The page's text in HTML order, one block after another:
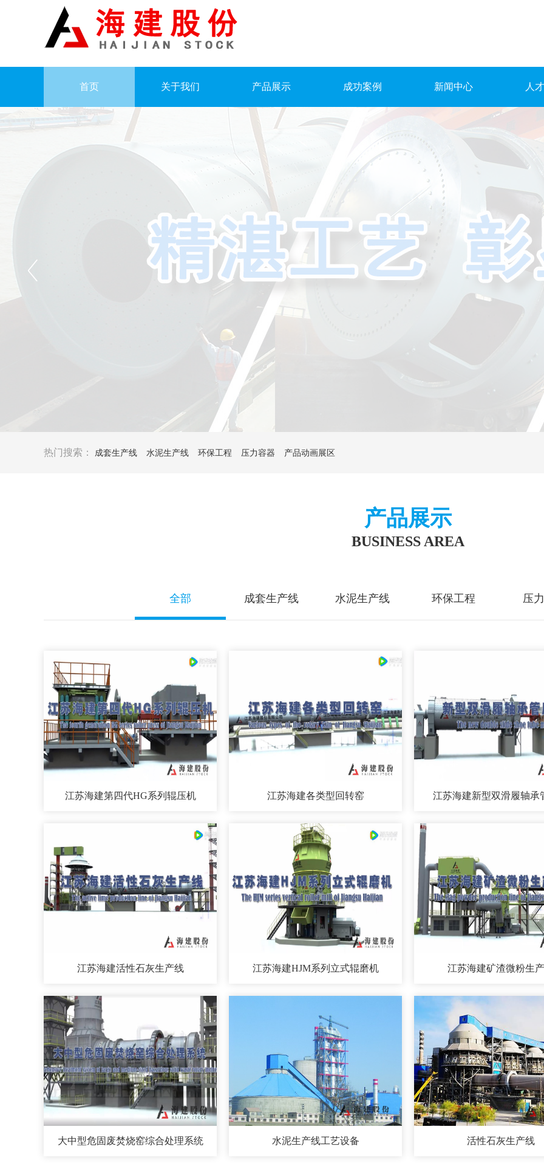
首页 关于我们 产品展示 成功案例 新闻中心 人
热门搜索： 成套生产线 水泥生产线 环保工程 压力容器 产品动画展区
产品展示
BUSINESS AREA
全部 成套生产线 水泥生产线 环保工程 压
江苏海建第四代HG系列辊压机 江苏海建各类型回转窑 江苏海建新型双滑履轴承
江苏海建活性石灰生产线 江苏海建HJM系列立式辊磨机 江苏海建矿渣微粉生
大中型危固废焚烧窑综合处理系统 水泥生产线工艺设备 活性石灰生产线